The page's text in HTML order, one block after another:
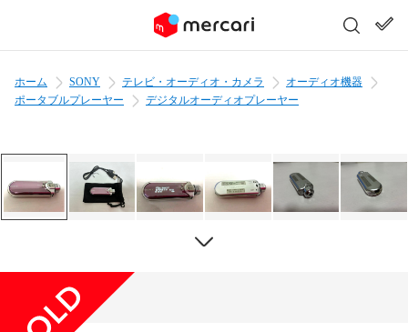
ホーム SONY テレビ・オーディオ・カメラ
オーディオ機器
ポータブルプレーヤー
デジタルオーディオプレーヤー